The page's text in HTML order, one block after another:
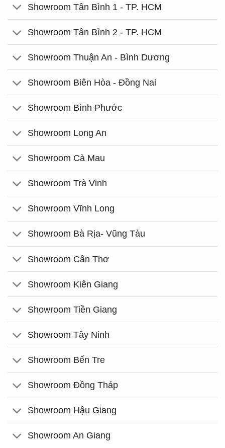
Showroom Tân Bình 1 - TP. HCM
Showroom Tân Bình 2 - TP. HCM
Showroom Thuận An - Bình Dương
Showroom Biên Hòa - Đồng Nai
Showroom Bình Phước
Showroom Long An
Showroom Cà Mau
Showroom Trà Vinh
Showroom Vĩnh Long
Showroom Bà Rịa- Vũng Tàu
Showroom Cần Thơ
Showroom Kiên Giang
Showroom Tiền Giang
Showroom Tây Ninh
Showroom Bến Tre
Showroom Đồng Tháp
Showroom Hậu Giang
Showroom An Giang